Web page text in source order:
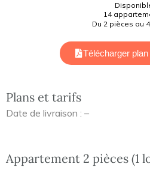
14
Du 2 pièces au
Télécharger
Plans et tarifs
Date de livraison : –
Appartement 2 pièces (1